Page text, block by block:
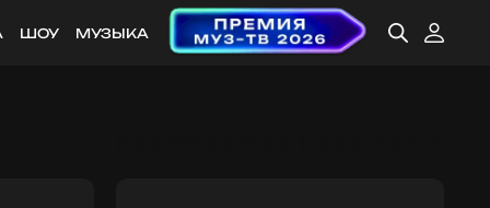
ШОУ МУЗЫКА